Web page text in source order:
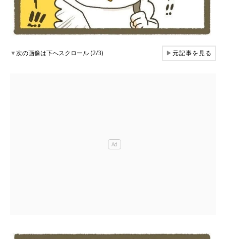
▼次の画像は下へスクロール (2/3) ▶元記事を見る